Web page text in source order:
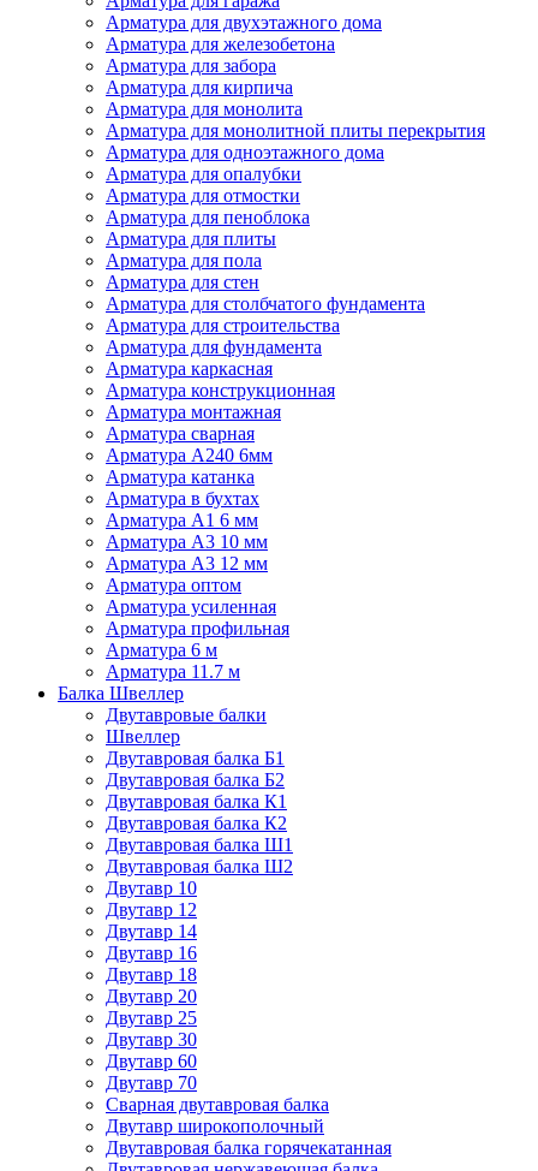
Арматура для двухэтажного дома
Арматура для железобетона
Арматура для забора
Арматура для кирпича
Арматура для монолита
Арматура для монолитной плиты перекрытия
Арматура для одноэтажного дома
Арматура для опалубки
Арматура для отмостки
Арматура для пеноблока
Арматура для плиты
Арматура для пола
Арматура для стен
Арматура для столбчатого фундамента
Арматура для строительства
Арматура для фундамента
Арматура каркасная
Арматура конструкционная
Арматура монтажная
Арматура сварная
Арматура А240 6мм
Арматура катанка
Арматура в бухтах
Арматура А1 6 мм
Арматура А3 10 мм
Арматура А3 12 мм
Арматура оптом
Арматура усиленная
Арматура профильная
Арматура 6 м
Арматура 11.7 м
Балка Швеллер
Двутавровые балки
Швеллер
Двутавровая балка Б1
Двутавровая балка Б2
Двутавровая балка К1
Двутавровая балка К2
Двутавровая балка Ш1
Двутавровая балка Ш2
Двутавр 10
Двутавр 12
Двутавр 14
Двутавр 16
Двутавр 18
Двутавр 20
Двутавр 25
Двутавр 30
Двутавр 60
Двутавр 70
Сварная двутавровая балка
Двутавр широкополочный
Двутавровая балка горячекатанная